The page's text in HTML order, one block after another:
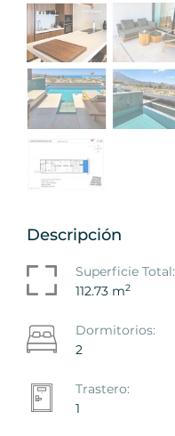
Descripción
Superficie Total:
112.73 m2
Dormitorios:
2
Trastero:
1